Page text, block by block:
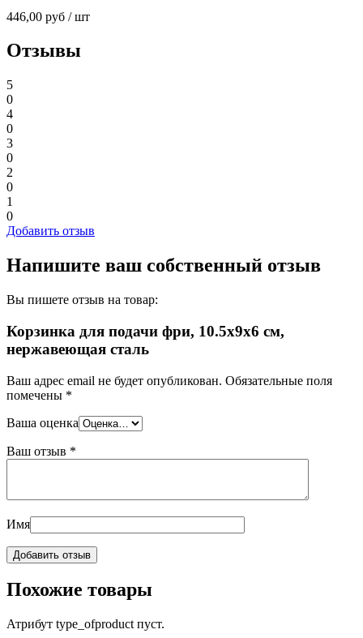
446,00 руб / шт
Отзывы
5
0
4
0
3
0
2
0
1
0
Добавить отзыв
Напишите ваш собственный отзыв
Вы пишете отзыв на товар:
Корзинка для подачи фри, 10.5х9х6 см,
нержавеющая сталь
Ваш адрес email не будет опубликован. Обязательные поля
помечены *
Ваша оценка
Ваш отзыв *
Имя
Похожие товары
Атрибут type_ofproduct пуст.